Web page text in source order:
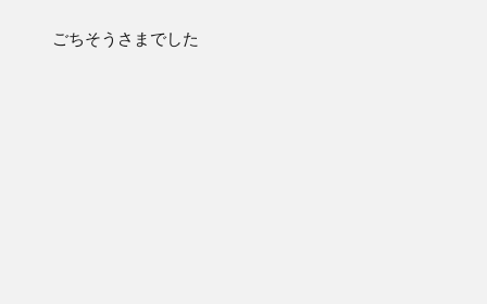
ごちそうさまでした